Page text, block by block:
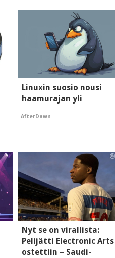
Linuxin suosio nousi
haamurajan yli
AfterDawn
Nyt se on virallista:
Pelijätti Electronic Arts
ostettiin – Saudi-